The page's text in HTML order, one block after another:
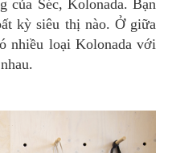
kỳ siêu thị nào. Ở giữa
nhiều loại Kolonada với